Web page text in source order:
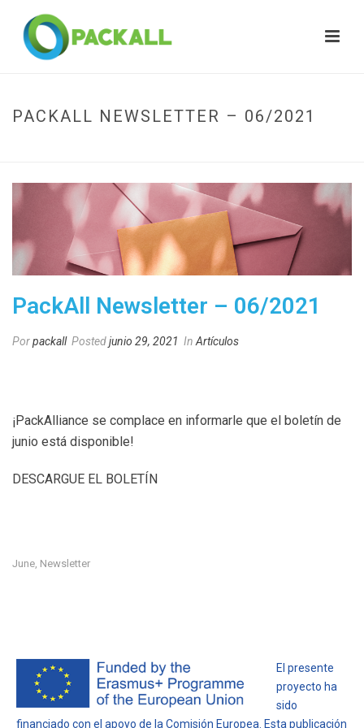
PACKALL NEWSLETTER – 06/2021
PackAll Newsletter – 06/2021
Porpackall Postedjunio 29, 2021 In Artículos
¡PackAlliance se complace en informarle que el boletín de
junio está disponible!
DESCARGUE EL BOLETÍN
June Newsletter
El presente
proyecto ha
sido
financiado con el apoyo de la Comisión Europea. Esta publicación